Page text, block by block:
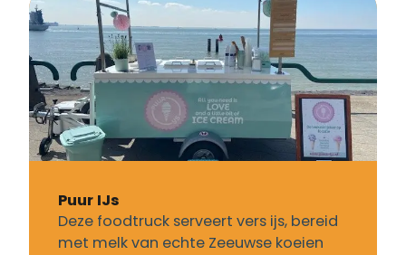
Puur IJs
Deze foodtruck serveert vers ijs, bereid
met melk van echte Zeeuwse koeien